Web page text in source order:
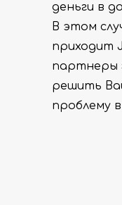
деньги в
В этом
приходит
партнеры
решить
проблему